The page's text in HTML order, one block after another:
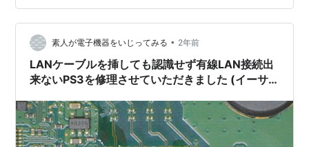
とでホームボタンが使えるように復旧するはずです。 早
速修理を進めていきたいと思います。
素人が電子機器をいじってみる • 2年前
LANケーブルを挿しても認識せず有線LAN接続出
来ないPS3を修理させていただきました (イーサ